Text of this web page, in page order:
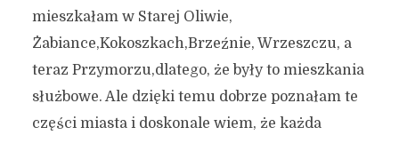
mieszkałam w Starej Oliwie,
Żabiance,Kokoszkach,Brzeźnie, Wrzeszczu, a
teraz Przymorzu,dlatego, że były to mieszkania
służbowe. Ale dzięki temu dobrze poznałam te
części miasta i doskonale wiem, że każda